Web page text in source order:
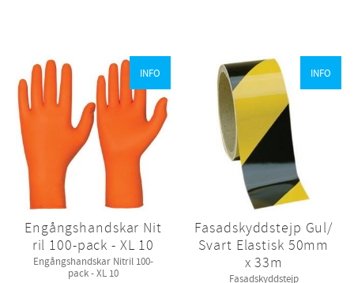
Engångshandskar Nit
ril 100-pack - XL 10
Engångshandskar Nitril 100-
pack - XL 10
INFO
Fasadskyddstejp Gul/
Svart Elastisk 50mm
x 33m
Fasadskyddstejp
INFO